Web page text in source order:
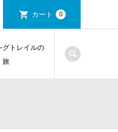
カート 0
グトレイルの
旅